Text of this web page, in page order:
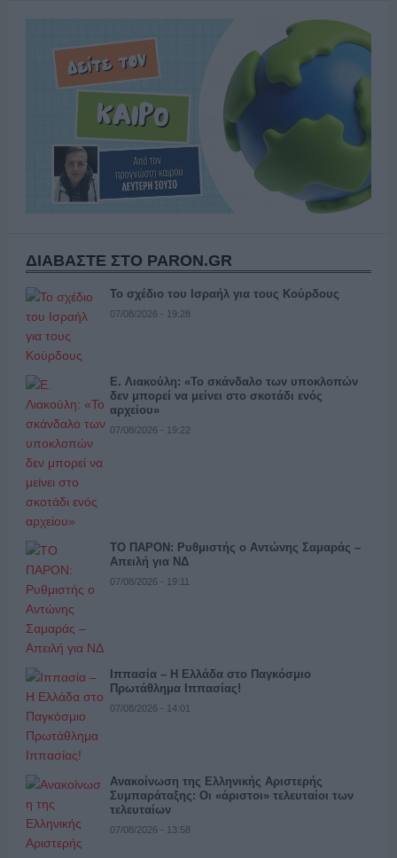
ΔΙΑΒΑΣΤΕ ΣΤΟ PARON.GR
Το σχέδιο του Ισραήλ για τους Κούρδους
07/08/2026 - 19:28
Ε. Λιακούλη: «Το σκάνδαλο των υποκλοπών
δεν μπορεί να μείνει στο σκοτάδι ενός
αρχείου»
07/08/2026 - 19:22
ΤΟ ΠΑΡΟΝ: Ρυθμιστής ο Αντώνης Σαμαράς –
Απειλή για ΝΔ
07/08/2026 - 19:11
Ιππασία – Η Ελλάδα στο Παγκόσμιο
Πρωτάθλημα Ιππασίας!
07/08/2026 - 14:01
Ανακοίνωση της Ελληνικής Αριστερής
Συμπαράταξης: Οι «άριστοι» τελευταίοι των
τελευταίων
07/08/2026 - 13:58